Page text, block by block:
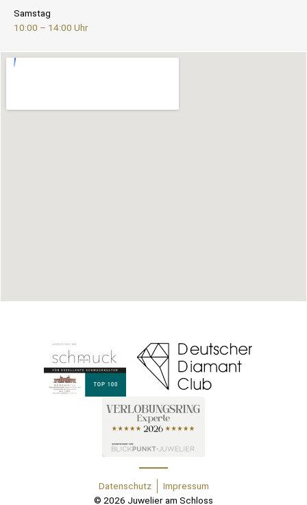
Samstag
10:00 – 14:00 Uhr
Datenschutz
Impressum
© 2026 Juwelier am Schloss